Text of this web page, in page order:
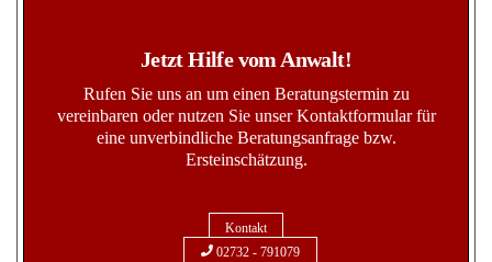
Jetzt Hilfe vom Anwalt!
Rufen Sie uns an um einen Beratungstermin zu
vereinbaren oder nutzen Sie unser Kontaktformular für
eine unverbindliche Beratungsanfrage bzw.
Ersteinschätzung.
Kontakt
02732 - 791079